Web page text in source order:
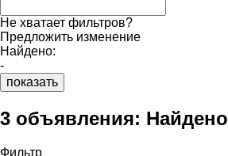
Не хватает фильтров?
Предложить изменение
Найдено:
-
показать
3 объявления: Найдено
Фильтр